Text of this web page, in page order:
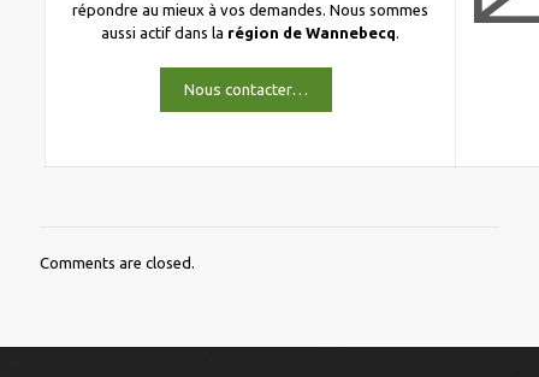
répondre au mieux à vos demandes. Nous sommes
aussi actif dans la région de Wannebecq.
Nous contacter…
Comments are closed.